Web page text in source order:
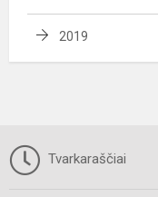
2019
Tvarkaraščiai